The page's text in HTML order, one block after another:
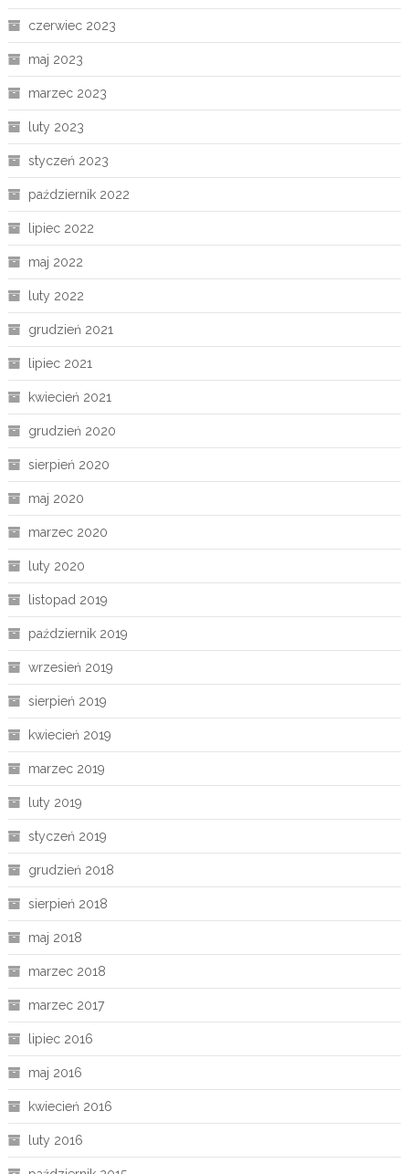
czerwiec 2023
maj 2023
marzec 2023
luty 2023
styczeń 2023
październik 2022
lipiec 2022
maj 2022
luty 2022
grudzień 2021
lipiec 2021
kwiecień 2021
grudzień 2020
sierpień 2020
maj 2020
marzec 2020
luty 2020
listopad 2019
październik 2019
wrzesień 2019
sierpień 2019
kwiecień 2019
marzec 2019
luty 2019
styczeń 2019
grudzień 2018
sierpień 2018
maj 2018
marzec 2018
marzec 2017
lipiec 2016
maj 2016
kwiecień 2016
luty 2016